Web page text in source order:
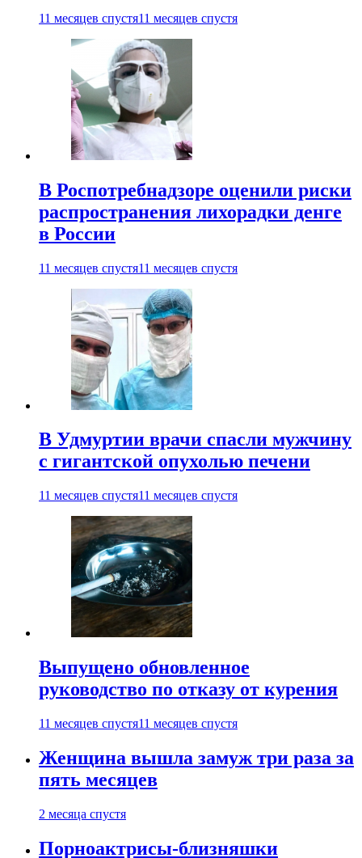
11 месяцев спустя11 месяцев спустя
В Роспотребнадзоре оценили риски
распространения лихорадки денге
в России
11 месяцев спустя11 месяцев спустя
В Удмуртии врачи спасли мужчину
с гигантской опухолью печени
11 месяцев спустя11 месяцев спустя
Выпущено обновленное
руководство по отказу от курения
11 месяцев спустя11 месяцев спустя
Женщина вышла замуж три раза за
пять месяцев
2 месяца спустя
Порноактрисы-близняшки